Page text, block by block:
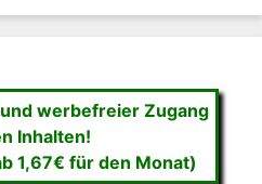
werbefreier Zugang
Inhalten!
1,67€ für den Monat)